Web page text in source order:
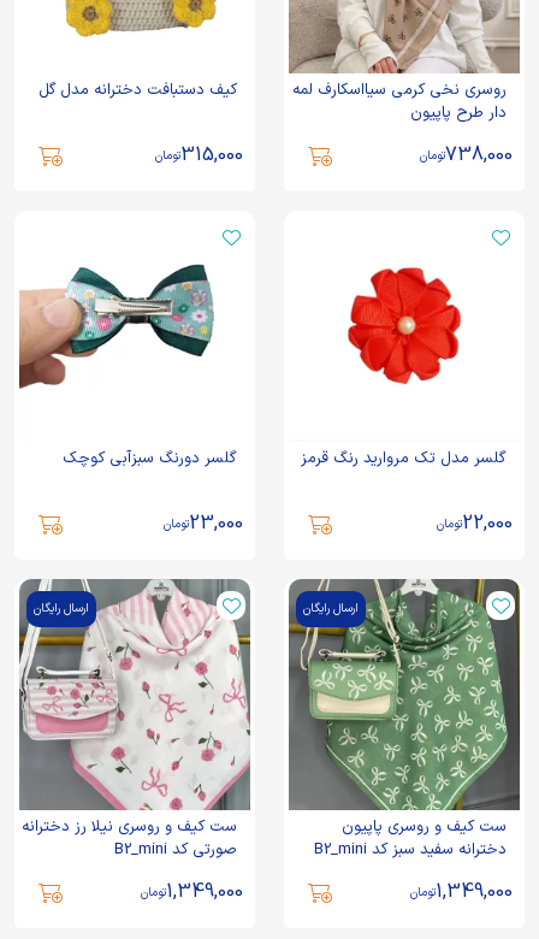
روسری نخی کرمی سیااسکارف لمه
دار طرح پاپیون
738,000تومان
کیف دستبافت دخترانه مدل گل
315,000تومان
گلسر مدل تک مروارید رنگ قرمز
22,000تومان
گلسر دورنگ سبزآبی کوچک
23,000تومان
ارسال رایگان
ست کیف و روسری پاپیون
دخترانه سفید سبز کد B2_mini
1,349,000تومان
ارسال رایگان
ست کیف و روسری نیلا رز دخترانه
صورتی کد B2_mini
1,349,000تومان